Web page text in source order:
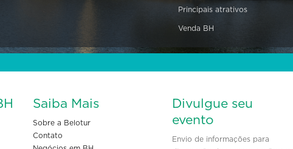
Principais atrativos
Venda BH
Saiba Mais
Sobre a Belotur
Contato
Divulgue seu
evento
Envio de informações para